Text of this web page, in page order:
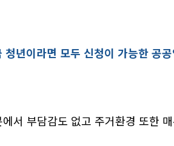
년이라면 모두 신청이 가능한 공
서 부담감도 없고 주거환경 또한